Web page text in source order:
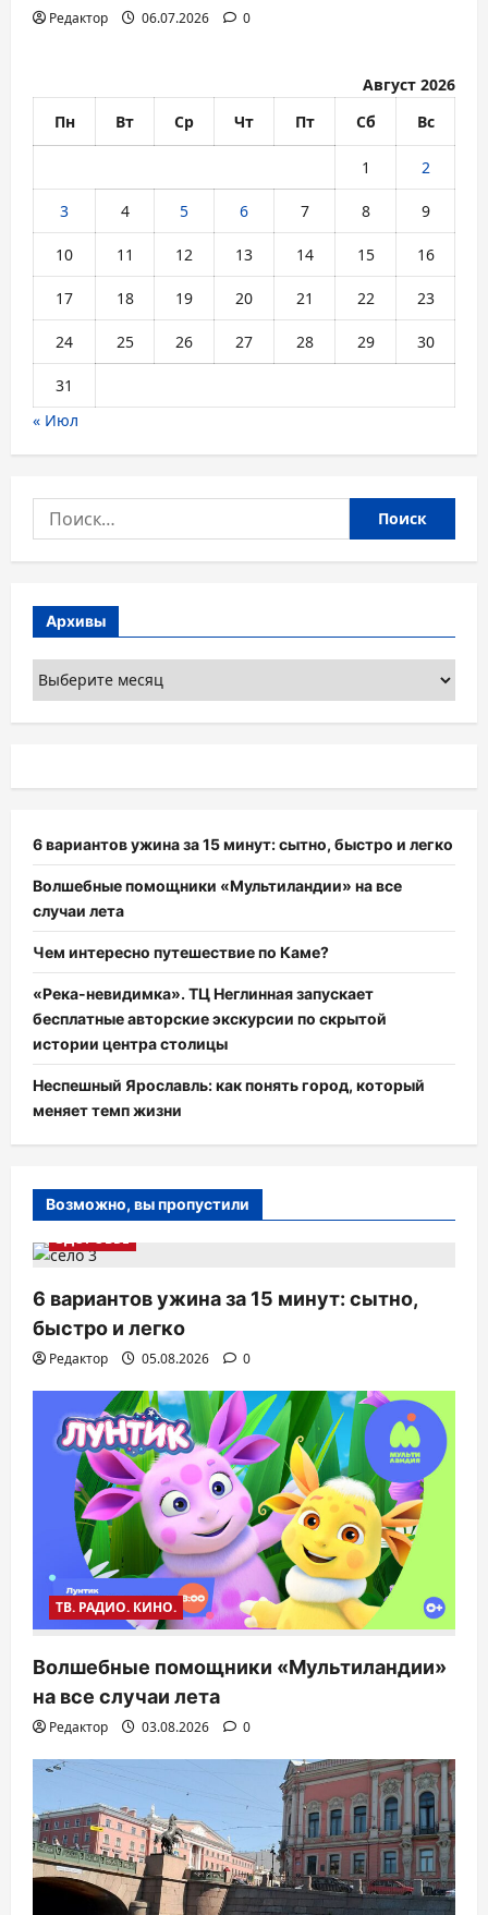
Редактор 06.07.2026 0
Август 2026
Пн
Вт Ср Чт Пт Сб Вс
1 2
3 4 5 6 7 8 9
10 11 12 13 14 15 16
17 18 19 20 21 22 23
24 25 26 27 28 29 30
31
« Июл
Найти:
Архивы
Архивы
6 вариантов ужина за 15 минут: сытно, быстро и легко
Волшебные помощники «Мультиландии» на все
случаи лета
Чем интересно путешествие по Каме?
«Река-невидимка». ТЦ Неглинная запускает
бесплатные авторские экскурсии по скрытой
истории центра столицы
Неспешный Ярославль: как понять город, который
меняет темп жизни
Возможно, вы пропустили
ЗДОРОВЬЕ
6 вариантов ужина за 15 минут: сытно,
быстро и легко
Редактор 05.08.2026 0
ТВ. РАДИО. КИНО.
Волшебные помощники «Мультиландии»
на все случаи лета
Редактор 03.08.2026 0